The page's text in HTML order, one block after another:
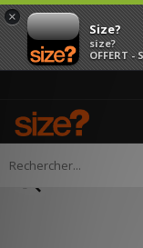
×
Size?
size?
OFFERT -
Accueil Homme